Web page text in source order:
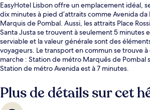
EasyHotel Lisbon offre un emplacement idéal,
dix minutes à pied d’attraits comme Avenida
Marquis de Pombal. Aussi, les attraits Place
Santa Justa se trouvent à seulement 5 minutes
serviable et la valeur générale sont des
voyageurs. Le transport en commun se trouve
marche : Station de métro Marquês de Pombal
Station de métro Avenida est à 7 minutes.
Plus de détails sur cet